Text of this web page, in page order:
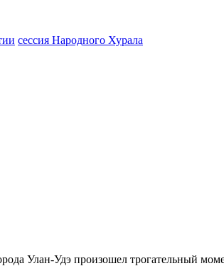
сессия Народного Хурала
Улан-Удэ произошел трогательный